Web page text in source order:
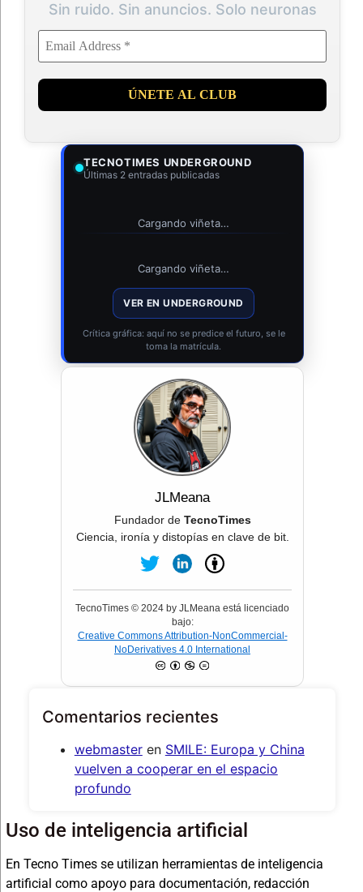
Sin ruido. Sin anuncios. Solo neuronas
TECNOTIMES UNDERGROUND
Últimas 2 entradas publicadas
Cargando viñeta…
Cargando viñeta…
VER EN UNDERGROUND
Crítica gráfica: aquí no se predice el futuro, se le
toma la matrícula.
JLMeana
Fundador de TecnoTimes
Ciencia, ironía y distopías en clave de bit.
TecnoTimes © 2024 by JLMeana está licenciado
bajo:
Creative Commons Attribution-NonCommercial-
NoDerivatives 4.0 International
Comentarios recientes
webmasteren SMILE: Europa y China
vuelven a cooperar en el espacio
profundo
Uso de inteligencia artificial
En Tecno Times se utilizan herramientas de inteligencia
artificial como apoyo para documentación, redacción